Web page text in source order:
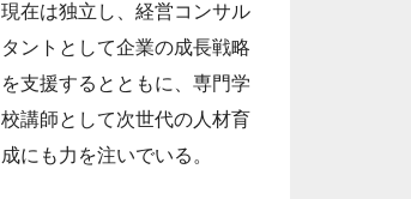
現在は独立し、経営コンサル
タントとして企業の成長戦略
を支援するとともに、専門学
校講師として次世代の人材育
成にも力を注いでいる。